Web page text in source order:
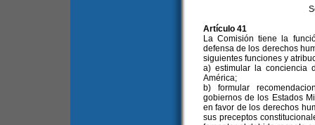
Artículo 41
La Comisión tiene la
defensa de los derechos
siguientes funciones y
a) estimular la conciencia
América;
b) formular
gobiernos de los Estados
en favor de los derechos
sus preceptos